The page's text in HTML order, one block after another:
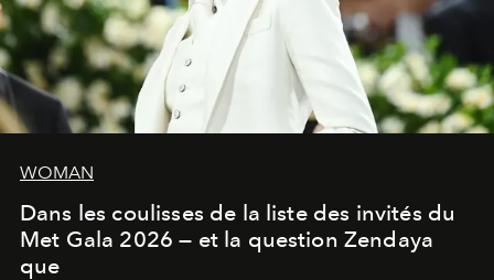
WOMAN
Dans les coulisses de la liste des invités du
Met Gala 2026 — et la question Zendaya
que